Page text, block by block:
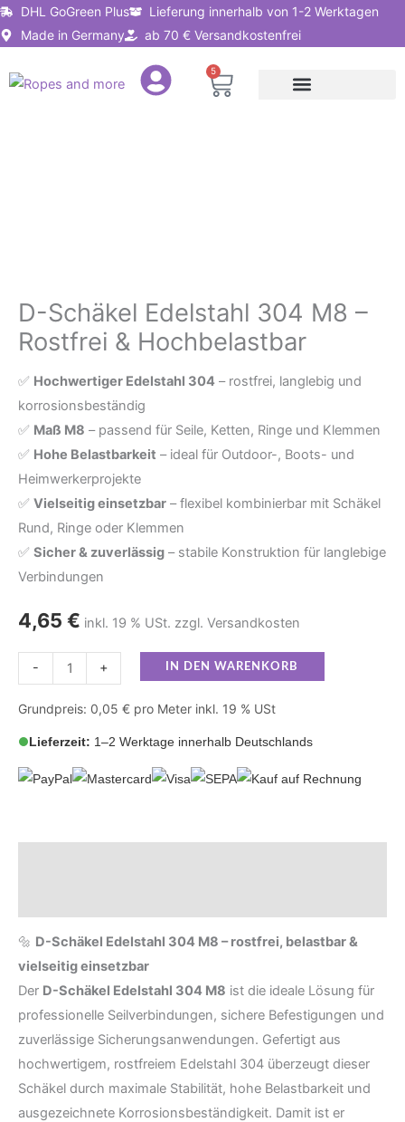
Zum
Inhalt
DHL GoGreen Plus
Lieferung innerhalb von 1-2 Werktagen
Made in Germany
ab 70 € Versandkostenfrei
5
Warenkorb
D-Schäkel Edelstahl 304 M8 –
Rostfrei & Hochbelastbar
✅ Hochwertiger Edelstahl 304 – rostfrei, langlebig und
korrosionsbeständig
✅ Maß M8 – passend für Seile, Ketten, Ringe und Klemmen
✅ Hohe Belastbarkeit – ideal für Outdoor-, Boots- und
Heimwerkerprojekte
✅ Vielseitig einsetzbar – flexibel kombinierbar mit Schäkel
Rund, Ringe oder Klemmen
✅ Sicher & zuverlässig – stabile Konstruktion für langlebige
Verbindungen
4,65 € inkl. 19 % USt. zzgl. Versandkosten
-
Edelstahl
304
–
Rostfrei
&
Hochbelastbar
Menge
+ IN DEN WARENKORB
Grundpreis: 0,05 € pro Meter inkl. 19 % USt
Lieferzeit: 1–2 Werktage innerhalb Deutschlands
🔩 D-Schäkel Edelstahl 304 M8 – rostfrei, belastbar &
vielseitig einsetzbar
Der D-Schäkel Edelstahl 304 M8 ist die ideale Lösung für
professionelle Seilverbindungen, sichere Befestigungen und
zuverlässige Sicherungsanwendungen. Gefertigt aus
hochwertigem, rostfreiem Edelstahl 304 überzeugt dieser
Schäkel durch maximale Stabilität, hohe Belastbarkeit und
ausgezeichnete Korrosionsbeständigkeit. Damit ist er